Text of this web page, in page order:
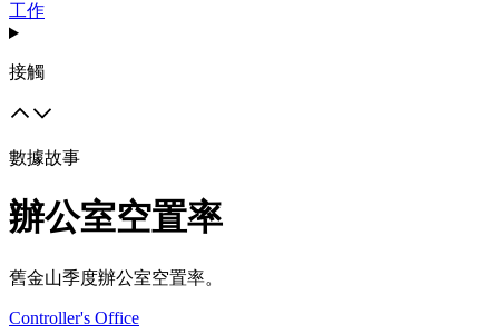
工作
接觸
數據故事
辦公室空置率
舊金山季度辦公室空置率。
Controller's Office